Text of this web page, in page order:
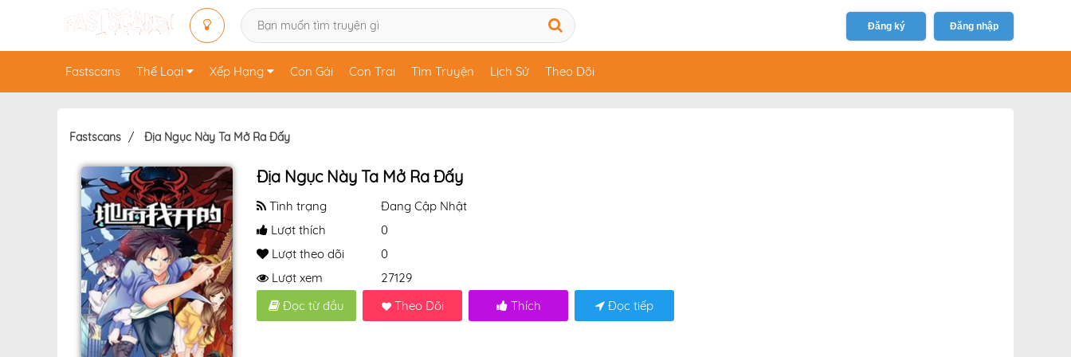
Đăng ký Đăng nhập
Fastscans Thể Loại Xếp Hạng Con Gái Con Trai Tìm Truyện Lịch Sử Theo Dõi
Fastscans Địa Ngục Này Ta Mở Ra Đấy
Địa Ngục Này Ta Mở Ra Đấy
Tình trạng
Đang Cập Nhật
Lượt thích
0
Lượt theo dõi
0
Lượt xem
27129
Đọc từ đầu
Theo Dõi Thích Đọc tiếp